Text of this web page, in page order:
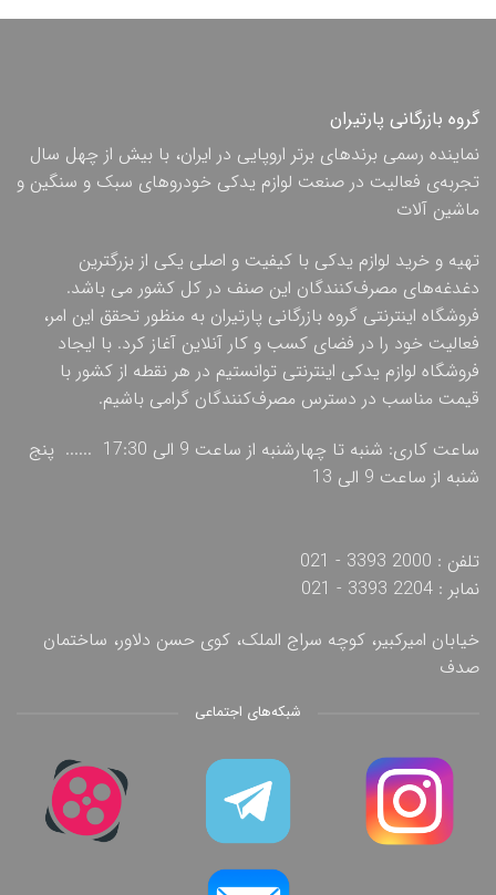
گروه بازرگانی پارتیران
نماینده رسمی برندهای برتر اروپایی در ایران، با بیش از چهل سال
تجربه‌ی فعالیت در صنعت لوازم یدکی خودروهای سبک و سنگین و
ماشین آلات
تهیه و خرید لوازم یدکی با کیفیت و اصلی یکی از بزرگترین
دغدغه‌های مصرف‌کنندگان این صنف در کل کشور می باشد.
فروشگاه اینترنتی گروه بازرگانی پارتیران به منظور تحقق این امر،
فعالیت خود را در فضای کسب و کار آنلاین آغاز کرد. با ایجاد
فروشگاه لوازم یدکی اینترنتی توانستیم در هر نقطه از کشور با
قیمت مناسب در دسترس مصرف‌کنندگان گرامی باشیم.
ساعت کاری: شنبه تا چهارشنبه از ساعت 9 الی 17:30 ...... پنج
شنبه از ساعت 9 الی 13
تلفن : 2000 3393 - 021
نمابر : 2204 3393 - 021
خیابان امیرکبیر، کوچه سراج الملک، کوی حسن دلاور، ساختمان
صدف
شبکه‌های اجتماعی